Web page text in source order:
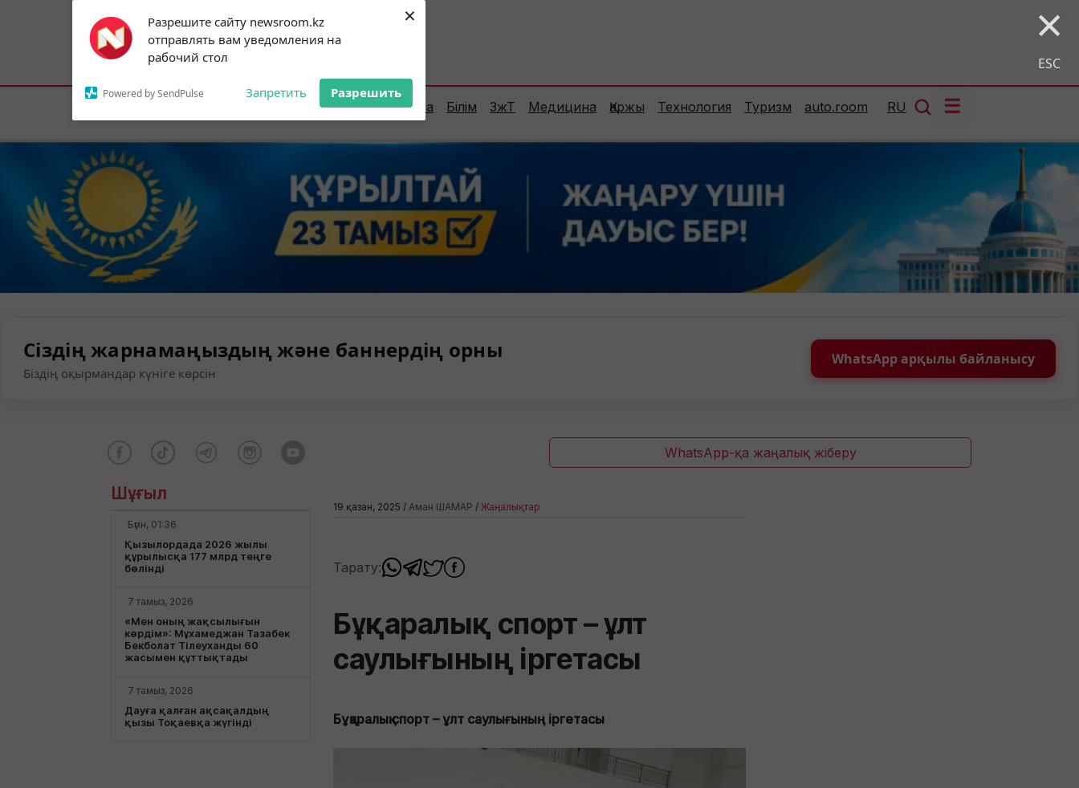
Разрешите сайту newsroom.kz
отправлять вам уведомления на
рабочий стол
Powered by SendPulse Запретить Разрешить
× ×
ESC
Subscribe to our
notifications!
To enable permission prompts, click on
the notification icon
Астана:26°C Алматы:35°C Шымкент:
Елорда Сараптама Білім ЗжТ Медицина Қаржы Технология Туризм auto.room RU ☰
Сіздің жарнамаңыздың және баннердің орны
Біздің оқырмандар күніге көрсін
WhatsApp арқылы байланысу
WhatsApp-қа жаңалық жіберу
Шұғыл
Бүгін, 01:36
Қызылордада 2026 жылы
құрылысқа 177 млрд теңге
бөлінді
7 тамыз, 2026
«Мен оның жақсылығын
көрдім»: Мұхамеджан Тазабек
Бекболат Тілеуханды 60
жасымен құттықтады
7 тамыз, 2026
Дауға қалған ақсақалдың
қызы Тоқаевқа жүгінді
19 қазан, 2025 / Аман ШАМАР / Жаңалықтар
Тарату:
Бұқаралық спорт – ұлт
саулығының іргетасы
Бұқаралық спорт – ұлт саулығының іргетасы